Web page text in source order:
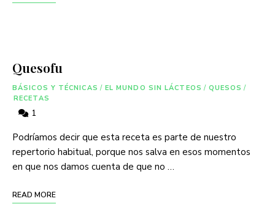
Quesofu
BÁSICOS Y TÉCNICAS / EL MUNDO SIN LÁCTEOS / QUESOS /
RECETAS
1
Podríamos decir que esta receta es parte de nuestro
repertorio habitual, porque nos salva en esos momentos
en que nos damos cuenta de que no …
READ MORE